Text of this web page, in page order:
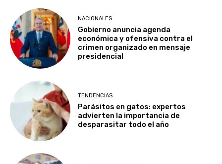
NACIONALES
Gobierno anuncia agenda
económica y ofensiva contra el
crimen organizado en mensaje
presidencial
TENDENCIAS
Parásitos en gatos: expertos
advierten la importancia de
desparasitar todo el año